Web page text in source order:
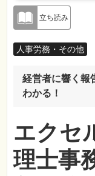
立ち読み
人事労務・その他
経営者に響く報
わかる！
エクセ
理士事